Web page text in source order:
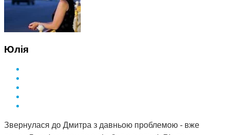
Юлія
Звернулася до Дмитра з давньою проблемою - вже